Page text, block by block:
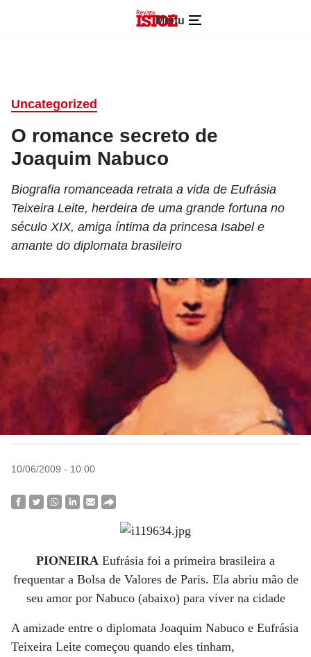
Menu
Uncategorized
O romance secreto de
Joaquim Nabuco
Biografia romanceada retrata a vida de Eufrásia
Teixeira Leite, herdeira de uma grande fortuna no
século XIX, amiga íntima da princesa Isabel e
amante do diplomata brasileiro
10/06/2009 - 10:00
PIONEIRA Eufrásia foi a primeira brasileira a
frequentar a Bolsa de Valores de Paris. Ela abriu mão de
seu amor por Nabuco (abaixo) para viver na cidade
A amizade entre o diplomata Joaquim Nabuco e Eufrásia
Teixeira Leite começou quando eles tinham,